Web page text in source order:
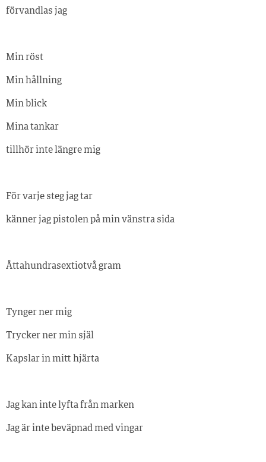
förvandlas jag
Min röst
Min hållning
Min blick
Mina tankar
tillhör inte längre mig
För varje steg jag tar
känner jag pistolen på min vänstra sida
Åttahundrasextiotvå gram
Tynger ner mig
Trycker ner min själ
Kapslar in mitt hjärta
Jag kan inte lyfta från marken
Jag är inte beväpnad med vingar